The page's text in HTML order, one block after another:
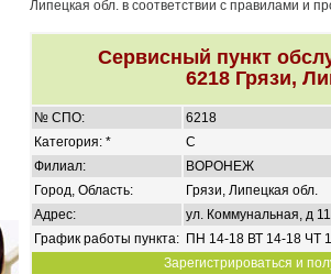
Липецкая обл. в соответствии с правилами и
Сервисный пункт
6218 Грязи,
№ СПО:
6218
Категория: *
C
Филиал:
ВОРОНЕЖ
Город, Область:
Грязи, Липецкая обл.
Адрес:
ул. Коммунальная, д
График работы пункта: ПН 14-18 ВТ 14-18 ЧТ
Зарегистрироваться и